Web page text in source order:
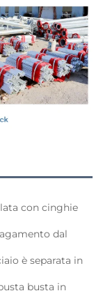
con cinghie
dal
è separata in
busta in